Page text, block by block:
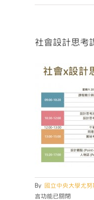
社會設計思考
By 國立中央大學尤
言功能已關閉